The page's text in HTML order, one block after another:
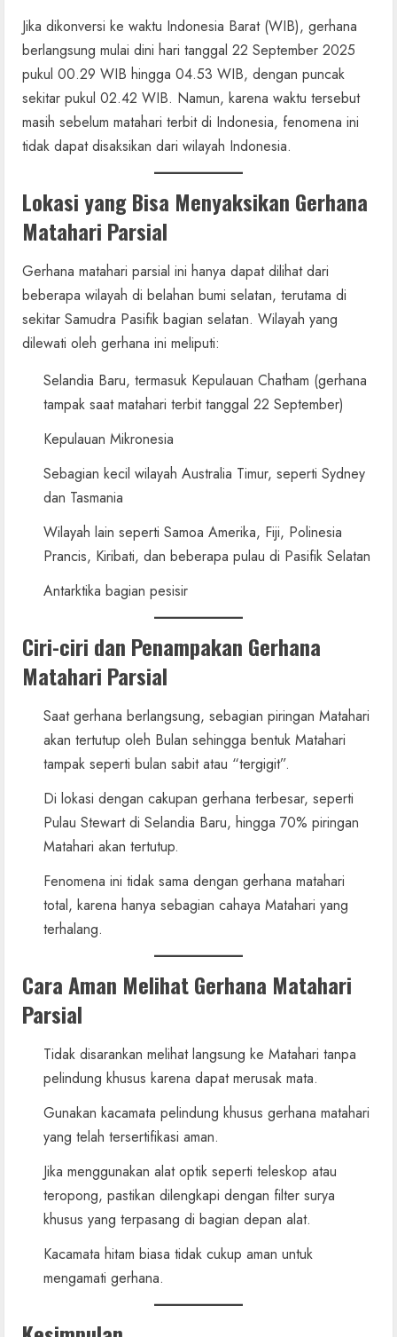
Jika dikonversi ke waktu Indonesia Barat (WIB), gerhana
berlangsung mulai dini hari tanggal 22 September 2025
pukul 00.29 WIB hingga 04.53 WIB, dengan puncak
sekitar pukul 02.42 WIB. Namun, karena waktu tersebut
masih sebelum matahari terbit di Indonesia, fenomena ini
tidak dapat disaksikan dari wilayah Indonesia.
Lokasi yang Bisa Menyaksikan Gerhana
Matahari Parsial
Gerhana matahari parsial ini hanya dapat dilihat dari
beberapa wilayah di belahan bumi selatan, terutama di
sekitar Samudra Pasifik bagian selatan. Wilayah yang
dilewati oleh gerhana ini meliputi:
Selandia Baru, termasuk Kepulauan Chatham (gerhana
tampak saat matahari terbit tanggal 22 September)
Kepulauan Mikronesia
Sebagian kecil wilayah Australia Timur, seperti Sydney
dan Tasmania
Wilayah lain seperti Samoa Amerika, Fiji, Polinesia
Prancis, Kiribati, dan beberapa pulau di Pasifik Selatan
Antarktika bagian pesisir
Ciri-ciri dan Penampakan Gerhana
Matahari Parsial
Saat gerhana berlangsung, sebagian piringan Matahari
akan tertutup oleh Bulan sehingga bentuk Matahari
tampak seperti bulan sabit atau “tergigit”.
Di lokasi dengan cakupan gerhana terbesar, seperti
Pulau Stewart di Selandia Baru, hingga 70% piringan
Matahari akan tertutup.
Fenomena ini tidak sama dengan gerhana matahari
total, karena hanya sebagian cahaya Matahari yang
terhalang.
Cara Aman Melihat Gerhana Matahari
Parsial
Tidak disarankan melihat langsung ke Matahari tanpa
pelindung khusus karena dapat merusak mata.
Gunakan kacamata pelindung khusus gerhana matahari
yang telah tersertifikasi aman.
Jika menggunakan alat optik seperti teleskop atau
teropong, pastikan dilengkapi dengan filter surya
khusus yang terpasang di bagian depan alat.
Kacamata hitam biasa tidak cukup aman untuk
mengamati gerhana.